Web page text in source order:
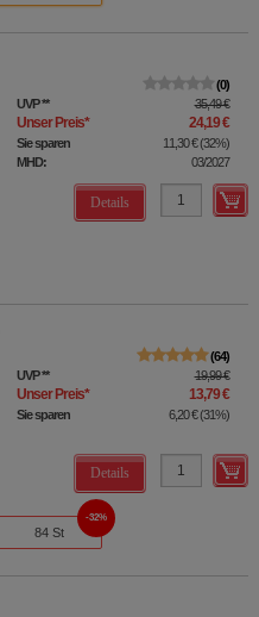
0
UVP** 35,49 €
Unser Preis* 24,19 €
Sie sparen 11,30 €(32%)
MHD:
03/2027
Details
64
UVP** 19,99 €
Unser Preis* 13,79 €
Sie sparen 6,20 €(31%)
Details
84 St
32%